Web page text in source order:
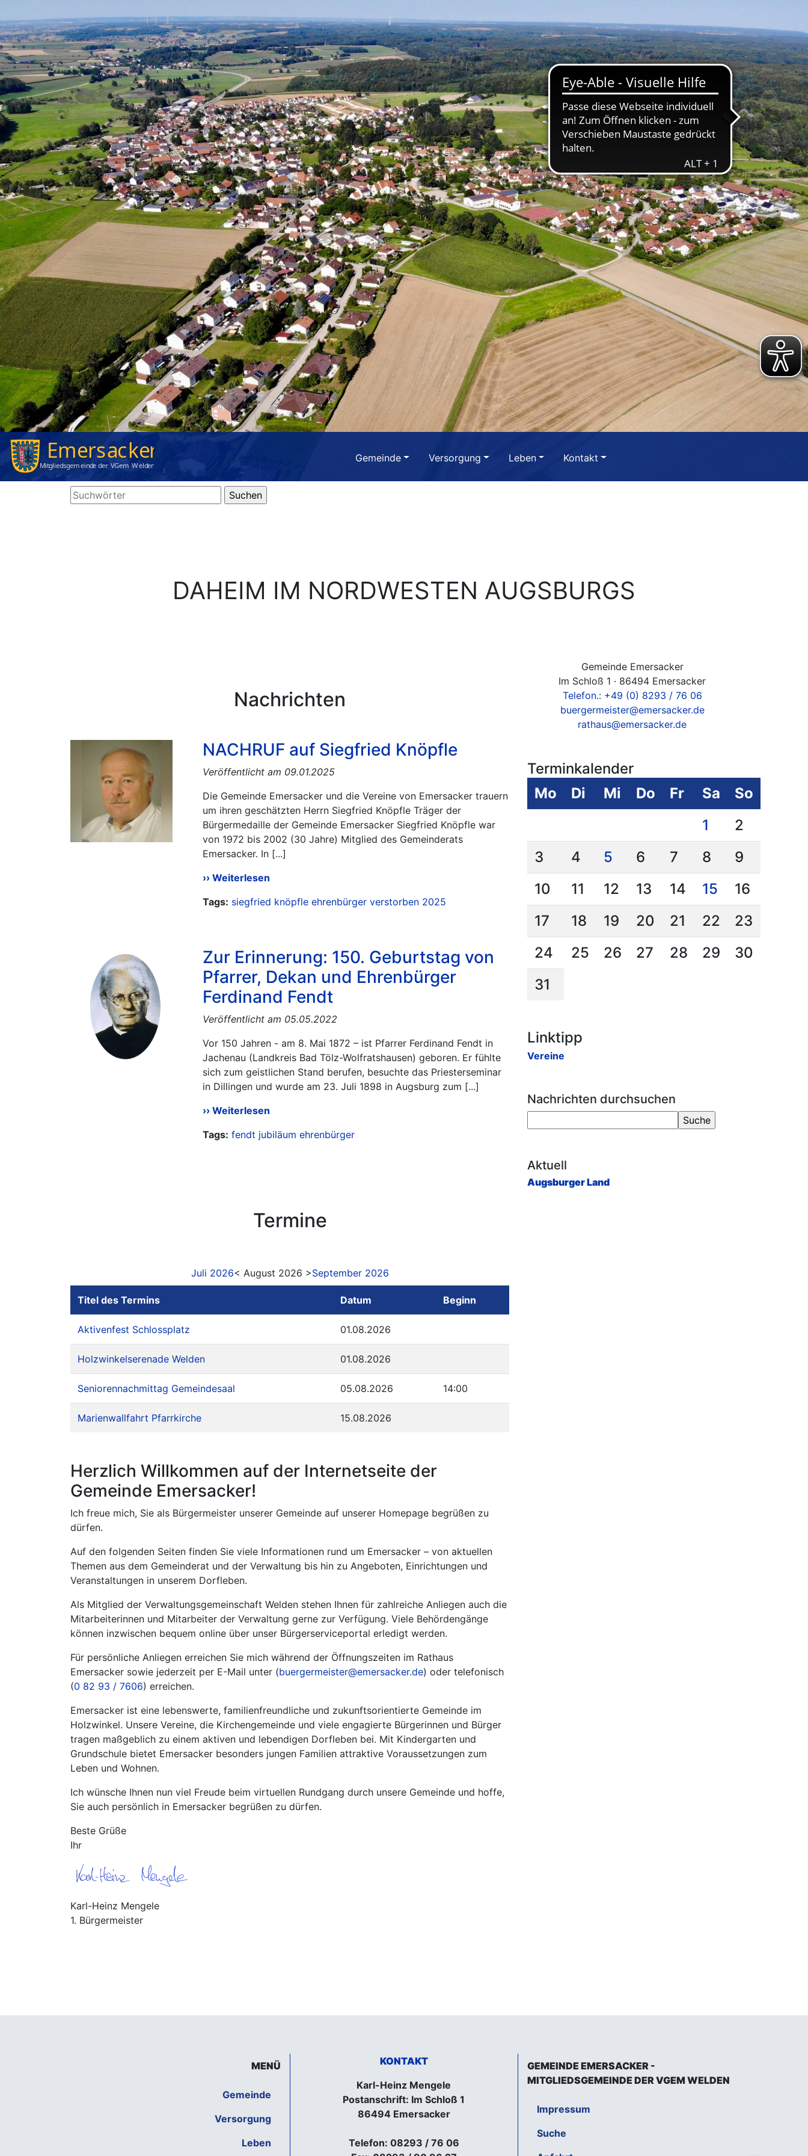
Gemeinde Versorgung Leben Kontakt
DAHEIM IM NORDWESTEN AUGSBURGS
Nachrichten
NACHRUF auf Siegfried Knöpfle
Veröffentlicht am 09.01.2025
Die Gemeinde Emersacker und die Vereine von Emersacker trauern
um ihren geschätzten Herrn Siegfried Knöpfle Träger der
Bürgermedaille der Gemeinde Emersacker Siegfried Knöpfle war
von 1972 bis 2002 (30 Jahre) Mitglied des Gemeinderats
Emersacker. In [...]
Weiterlesen
Tags: siegfried knöpfle ehrenbürger verstorben 2025
Zur Erinnerung: 150. Geburtstag von
Pfarrer, Dekan und Ehrenbürger
Ferdinand Fendt
Veröffentlicht am 05.05.2022
Vor 150 Jahren - am 8. Mai 1872 – ist Pfarrer Ferdinand Fendt in
Jachenau (Landkreis Bad Tölz-Wolfratshausen) geboren. Er fühlte
sich zum geistlichen Stand berufen, besuchte das Priesterseminar
in Dillingen und wurde am 23. Juli 1898 in Augsburg zum [...]
Weiterlesen
Tags: fendt jubiläum ehrenbürger
Termine
Juli 2026< August 2026 >September 2026
Titel des Termins Datum Beginn
Aktivenfest Schlossplatz 01.08.2026
Holzwinkelserenade Welden 01.08.2026
Seniorennachmittag Gemeindesaal 05.08.2026 14:00
Marienwallfahrt Pfarrkirche 15.08.2026
Herzlich Willkommen auf der Internetseite der
Gemeinde Emersacker!
Ich freue mich, Sie als Bürgermeister unserer Gemeinde auf unserer Homepage begrüßen zu
dürfen.
Auf den folgenden Seiten finden Sie viele Informationen rund um Emersacker – von aktuellen
Themen aus dem Gemeinderat und der Verwaltung bis hin zu Angeboten, Einrichtungen und
Veranstaltungen in unserem Dorfleben.
Als Mitglied der Verwaltungsgemeinschaft Welden stehen Ihnen für zahlreiche Anliegen auch die
Mitarbeiterinnen und Mitarbeiter der Verwaltung gerne zur Verfügung. Viele Behördengänge
können inzwischen bequem online über unser Bürgerserviceportal erledigt werden.
Für persönliche Anliegen erreichen Sie mich während der Öffnungszeiten im Rathaus
Emersacker sowie jederzeit per E-Mail unter (buergermeister@emersacker.de) oder telefonisch
(0 82 93 / 7606) erreichen.
Emersacker ist eine lebenswerte, familienfreundliche und zukunftsorientierte Gemeinde im
Holzwinkel. Unsere Vereine, die Kirchengemeinde und viele engagierte Bürgerinnen und Bürger
tragen maßgeblich zu einem aktiven und lebendigen Dorfleben bei. Mit Kindergarten und
Grundschule bietet Emersacker besonders jungen Familien attraktive Voraussetzungen zum
Leben und Wohnen.
Ich wünsche Ihnen nun viel Freude beim virtuellen Rundgang durch unsere Gemeinde und hoffe,
Sie auch persönlich in Emersacker begrüßen zu dürfen.
Beste Grüße
Ihr
Karl-Heinz Mengele
1. Bürgermeister
Gemeinde Emersacker
Im Schloß 1 · 86494 Emersacker
Telefon.: +49 (0) 8293 / 76 06
buergermeister@emersacker.de
rathaus@emersacker.de
Terminkalender
Mo
Di Mi Do Fr Sa
So
1
2
3
4 5 6 7 8
9
10
11 12 13 14 15
16
17
18 19 20 21 22
23
24
25 26 27 28 29
30
31
Linktipp
Vereine
Nachrichten durchsuchen
Aktuell
Augsburger Land
MENÜ
Gemeinde
Versorgung
Leben
KONTAKT
Karl-Heinz Mengele
Postanschrift: Im Schloß 1
86494 Emersacker
Telefon: 08293 / 76 06
GEMEINDE EMERSACKER -
MITGLIEDSGEMEINDE DER VGEM WELDEN
Impressum
Suche